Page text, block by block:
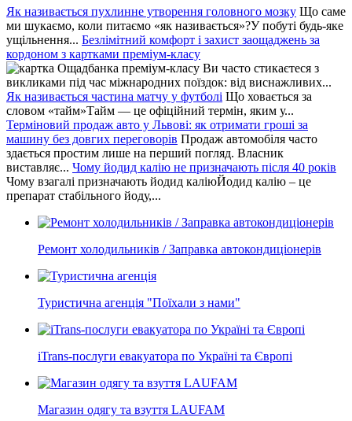
Як називається пухлинне утворення головного мозку Що саме
ми шукаємо, коли питаємо «як називається»?У побуті будь-яке
ущільнення... Безлімітний комфорт і захист заощаджень за
кордоном з картками преміум-класу
Ви часто стикаєтеся з
викликами під час міжнародних поїздок: від виснажливих...
Як називається частина матчу у футболі Що ховається за
словом «тайм»Тайм — це офіційний термін, яким у...
Терміновий продаж авто у Львові: як отримати гроші за
машину без довгих переговорів Продаж автомобіля часто
здається простим лише на перший погляд. Власник
виставляє... Чому йодид калію не призначають після 40 років
Чому взагалі призначають йодид каліюЙодид калію – це
препарат стабільного йоду,...
Ремонт холодильників / Заправка автокондиціонерів
Туристична агенція "Поїхали з нами"
iTrans-послуги евакуатора по Україні та Європі
Магазин одягу та взуття LAUFAM